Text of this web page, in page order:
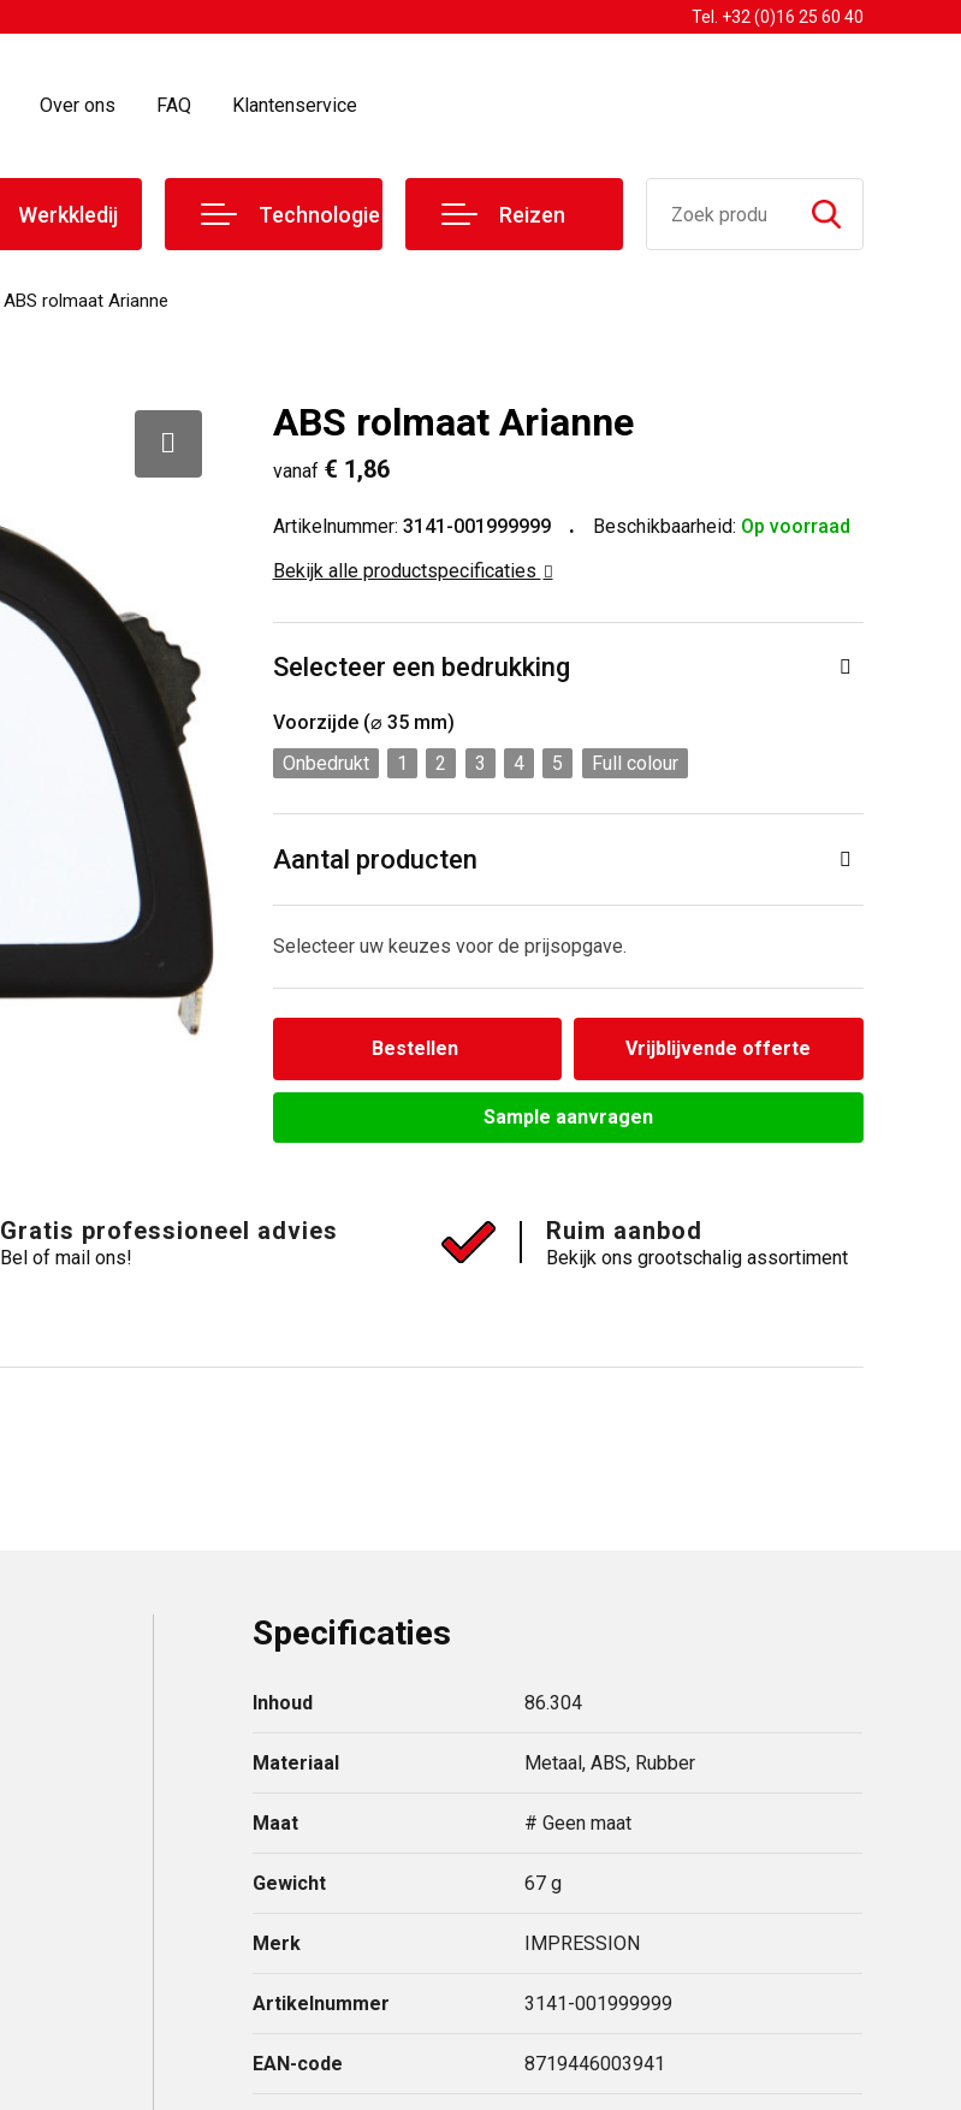
Tel. +32 (0)16 25 60 40
Over ons FAQ Klantenservice
Werkkledij Technologie Reizen
ABS rolmaat Arianne
ABS rolmaat Arianne
vanaf € 1,86
Artikelnummer: 3141-001999999 Beschikbaarheid: Op voorraad
Bekijk alle productspecificaties
Selecteer een bedrukking
Voorzijde (⌀ 35 mm)
Onbedrukt
1 2 3 4 5 Full colour
Aantal producten
Selecteer uw keuzes voor de prijsopgave.
Bestellen Vrijblijvende offerte
Sample aanvragen
Gratis professioneel advies
Bel of mail ons!
Ruim aanbod
Bekijk ons grootschalig assortiment
Specificaties
Inhoud 86.304
Materiaal Metaal, ABS, Rubber
Maat # Geen maat
Gewicht 67 g
Merk IMPRESSION
Artikelnummer 3141-001999999
EAN-code 8719446003941